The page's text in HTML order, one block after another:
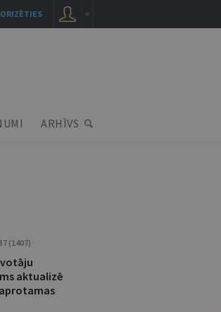
ARHĪVS
(1407)
aktualizē